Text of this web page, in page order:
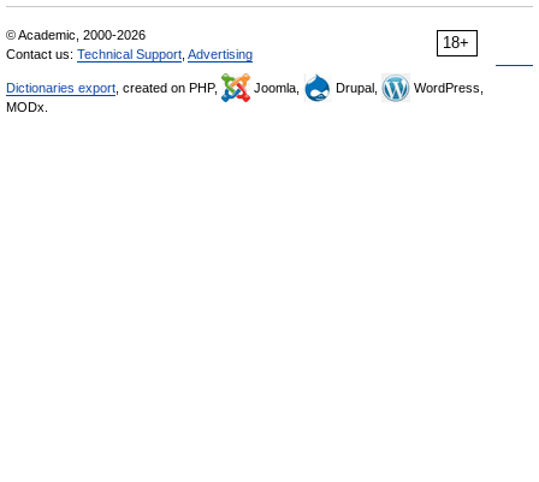
18+
© Academic, 2000-2026
Contact us: Technical Support Advertising
Dictionaries export , created on PHP, Joomla, Drupal,
WordPress,
MODx.